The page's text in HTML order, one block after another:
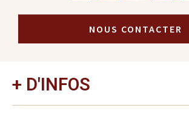
NOUS CONTACTER
+ D'INFOS